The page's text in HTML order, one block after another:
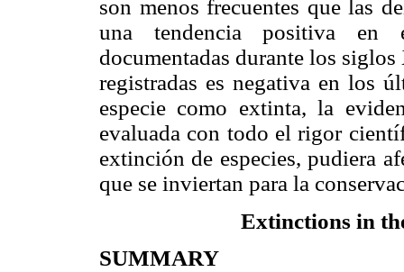
son menos frecuentes que las
una tendencia positiva en
documentadas durante los
registradas es negativa en los
especie como extinta, la
evaluada con todo el rigor
extinción de especies, pudiera
que se inviertan para la
Extinctions in
SUMMARY